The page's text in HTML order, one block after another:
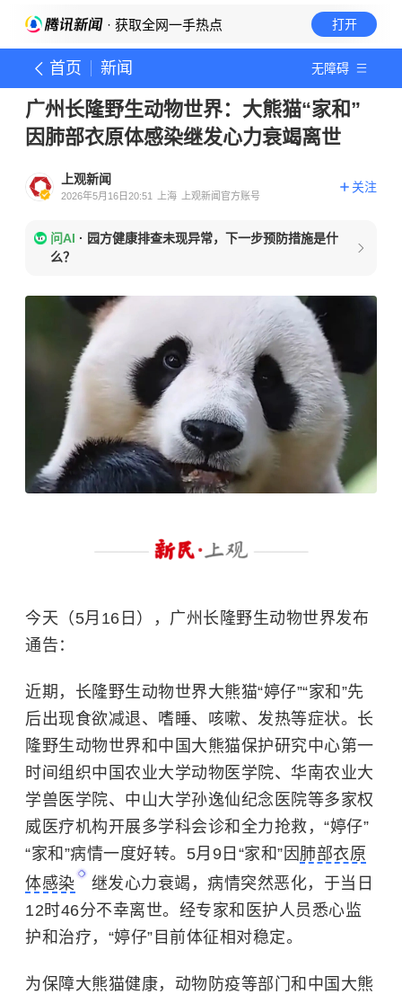
· 获取全网一手热点 打开
首页 新闻 无障碍
广州长隆野生动物世界：大熊猫“家和”
因肺部衣原体感染继发心力衰竭离世
上观新闻
2026年5月16日20:51 上海 上观新闻官方账号
关注
问AI · 园方健康排查未现异常，下一步预防措施是什
么？
今天（5月16日），广州长隆野生动物世界发布
通告：
近期，长隆野生动物世界大熊猫“婷仔”“家和”先
后出现食欲减退、嗜睡、咳嗽、发热等症状。长
隆野生动物世界和中国大熊猫保护研究中心第一
时间组织中国农业大学动物医学院、华南农业大
学兽医学院、中山大学孙逸仙纪念医院等多家权
威医疗机构开展多学科会诊和全力抢救，“婷仔”
“家和”病情一度好转。5月9日“家和”因 肺部衣原
体感染
继发心力衰竭，病情突然恶化，于当日
12时46分不幸离世。经专家和医护人员悉心监
护和治疗，“婷仔”目前体征相对稳定。
为保障大熊猫健康，动物防疫等部门和中国大熊